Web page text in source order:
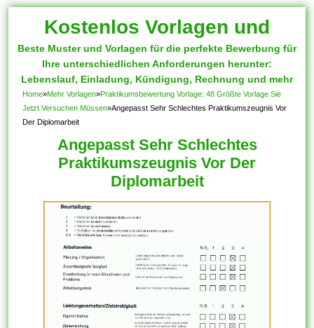
Kostenlos Vorlagen und
Muster
Beste Muster und Vorlagen für die perfekte Bewerbung für
Ihre unterschiedlichen Anforderungen herunter:
Lebenslauf, Einladung, Kündigung, Rechnung und mehr
Home»Mehr Vorlagen»Praktikumsbewertung Vorlage: 48 Größte Vorlage Sie
Jetzt Versuchen Müssen»Angepasst Sehr Schlechtes Praktikumszeugnis Vor
Der Diplomarbeit
Angepasst Sehr Schlechtes
Praktikumszeugnis Vor Der
Diplomarbeit